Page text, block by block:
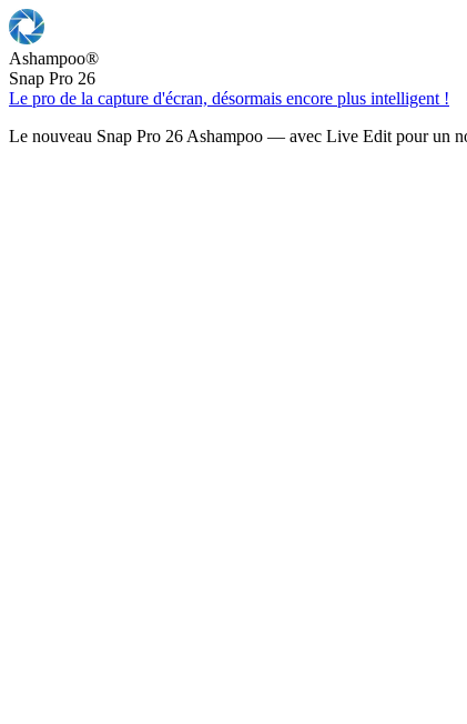
Ashampoo®
Snap Pro 26
Le pro de la capture d'écran, désormais encore plus intelligent !
Le nouveau Snap Pro 26 Ashampoo — avec Live Edit pour un